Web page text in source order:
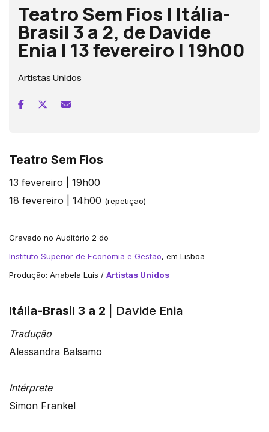
Teatro Sem Fios | Itália-
Brasil 3 a 2, de Davide
Enia | 13 fevereiro | 19h00
Artistas Unidos
Teatro Sem Fios
13 fevereiro | 19h00
18 fevereiro | 14h00 (repetição)
Gravado no Auditório 2 do
Instituto Superior de Economia e Gestão, em Lisboa
Produção: Anabela Luís / Artistas Unidos
Itália-Brasil 3 a 2 | Davide Enia
Tradução
Alessandra Balsamo
Intérprete
Simon Frankel